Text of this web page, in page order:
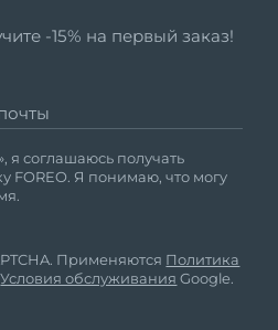
-15% на первый заказ!
я соглашаюсь получать
FOREO. Я понимаю, что могу
Применяются Политика
Условия обслуживания Google.